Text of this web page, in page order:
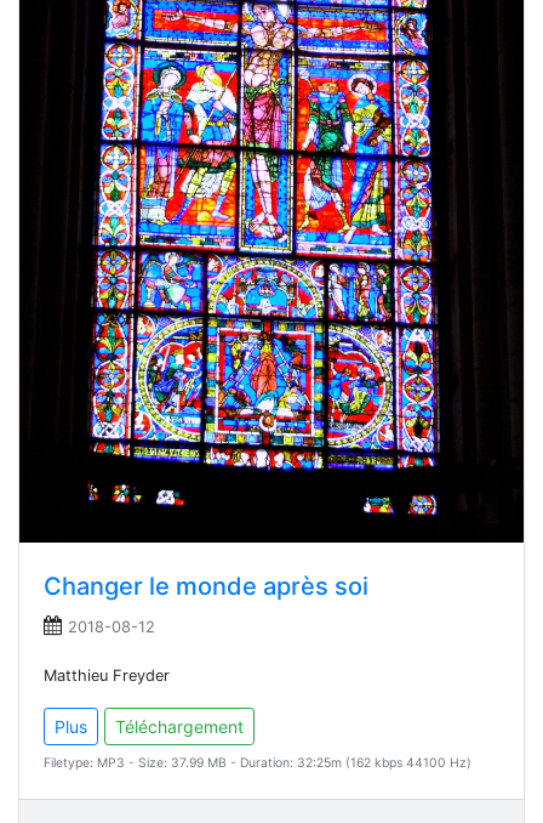
Changer le monde après soi
2018-08-12
Matthieu Freyder
Plus Téléchargement
Filetype: MP3 - Size: 37.99 MB - Duration: 32:25m (162 kbps 44100 Hz)